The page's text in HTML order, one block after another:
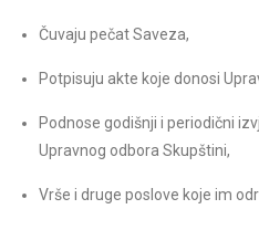
Čuvaju pečat Saveza,
Potpisuju akte koje donosi
Podnose godišnji i periodični
Upravnog odbora Skupštini,
Vrše i druge poslove koje im